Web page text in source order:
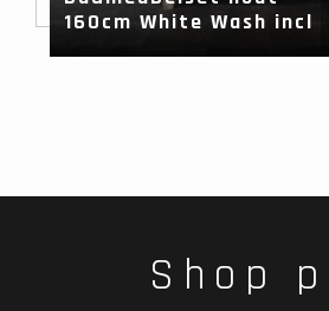
160cm White Wash incl
Shop